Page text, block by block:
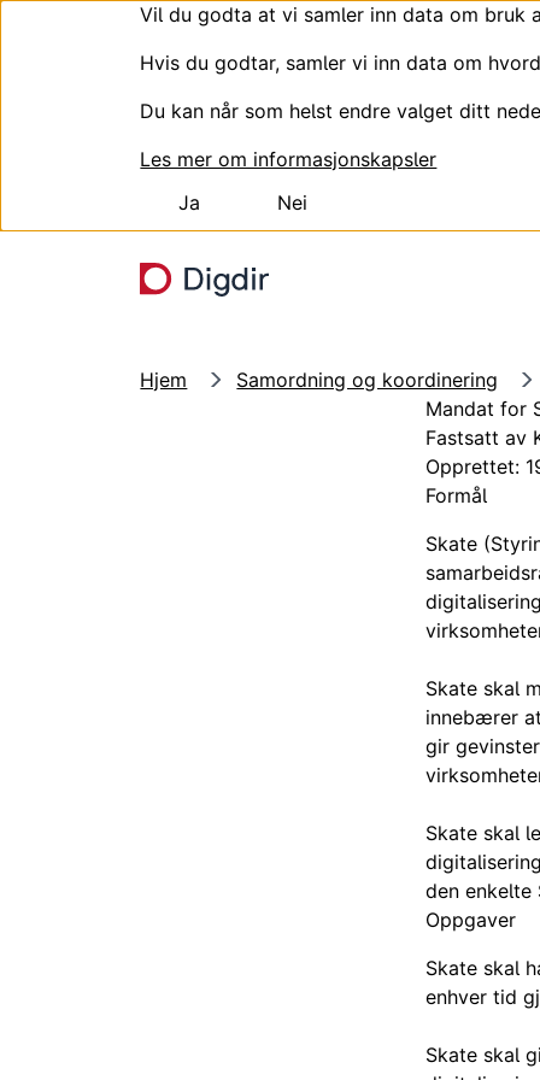
Vil du godta at vi samler inn data om bruk
Hvis du godtar, samler vi inn data om
Du kan når som helst endre valget ditt
Les mer om informasjonskapsler
Ja
Nei
Hjem
Samordning og koordinering
Mandat for
Fastsatt av
Opprettet:
Formål
Skate
Skate skal
innebærer
gir
Skate skal
den enkelte
Oppgaver
Skate skal
enhver tid
Skate skal